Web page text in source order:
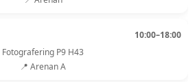
10:00–18:00
Fotografering P9 H43
📍 Arenan A